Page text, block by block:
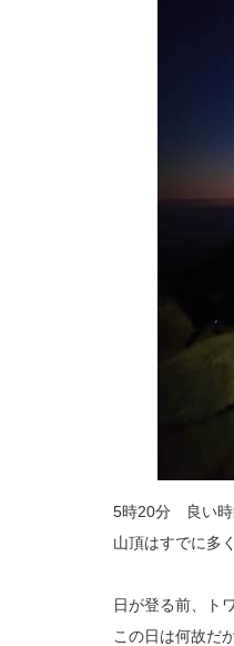
5時20分 良い時
山頂はすでに多
日が登る前、ト
この日は何故だ